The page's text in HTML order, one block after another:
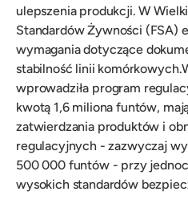
ulepszenia produkcji. W
Standardów Żywności (FSA)
wymagania dotyczące
stabilność linii
wprowadziła program
kwotą 1,6 miliona funtów,
zatwierdzania produktów i
regulacyjnych - zazwyczaj
500 000 funtów - przy
wysokich standardów